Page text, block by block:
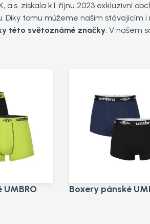
a.s. získala k 1. říjnu 2023 exkluzivní
Díky tomu můžeme našim
této světoznámé značky. V našem
UMBRO Boxery pánské